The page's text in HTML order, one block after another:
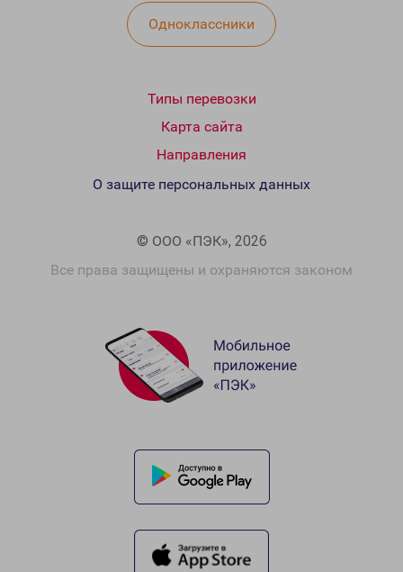
Одноклассники
Типы перевозки
Карта сайта
Направления
© ООО «ПЭК», 2026
Все права защищены и охраняются законом
О защите персональных данных